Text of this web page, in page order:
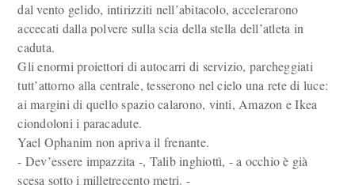
dal vento gelido, intirizziti nell’abitacolo, accelerarono
accecati dalla polvere sulla scia della stella dell’atleta in
caduta.
Gli enormi proiettori di autocarri di servizio, parcheggiati
tutt’attorno alla centrale, tesserono nel cielo una rete di luce:
ai margini di quello spazio calarono, vinti, Amazon e Ikea
ciondoloni i paracadute.
Yael Ophanim non apriva il frenante.
- Dev’essere impazzita -, Talib inghiottì, - a occhio è già
scesa sotto i milletrecento metri. -